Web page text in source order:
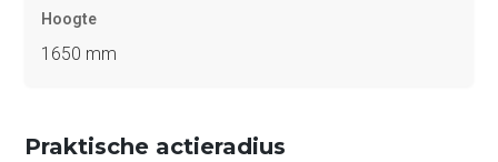
Hoogte
1650 mm
Praktische actieradius